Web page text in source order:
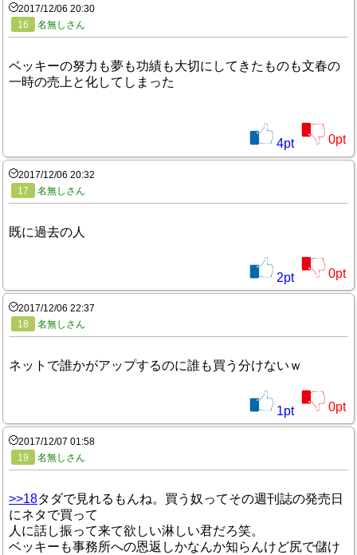
2017/12/06 20:30
16
名無しさん
ベッキーの努力も夢も功績も大切にしてきたものも文春の
一時の売上と化してしまった
4pt 0pt
2017/12/06 20:32
17
名無しさん
既に過去の人
2pt 0pt
2017/12/06 22:37
18
名無しさん
ネットで誰かがアップするのに誰も買う分けないｗ
1pt 0pt
2017/12/07 01:58
19
名無しさん
>>18タダで見れるもんね。買う奴ってその週刊誌の発売日
にネタで買って
人に話し振って来て欲しい淋しい君だろ笑。
ベッキーも事務所への恩返しかなんか知らんけど尻で儲け